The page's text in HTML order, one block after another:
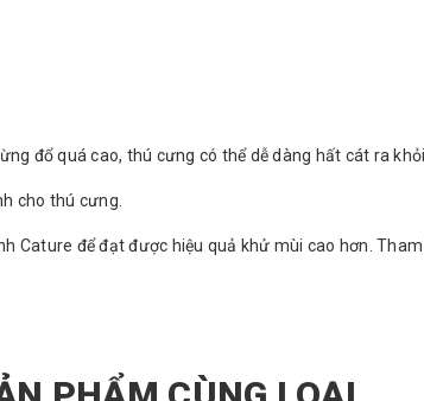
đổ quá cao, thú cưng có thể dễ dàng hất cát ra
cho thú cưng.
Cature để đạt được hiệu quả khử mùi cao hơn.